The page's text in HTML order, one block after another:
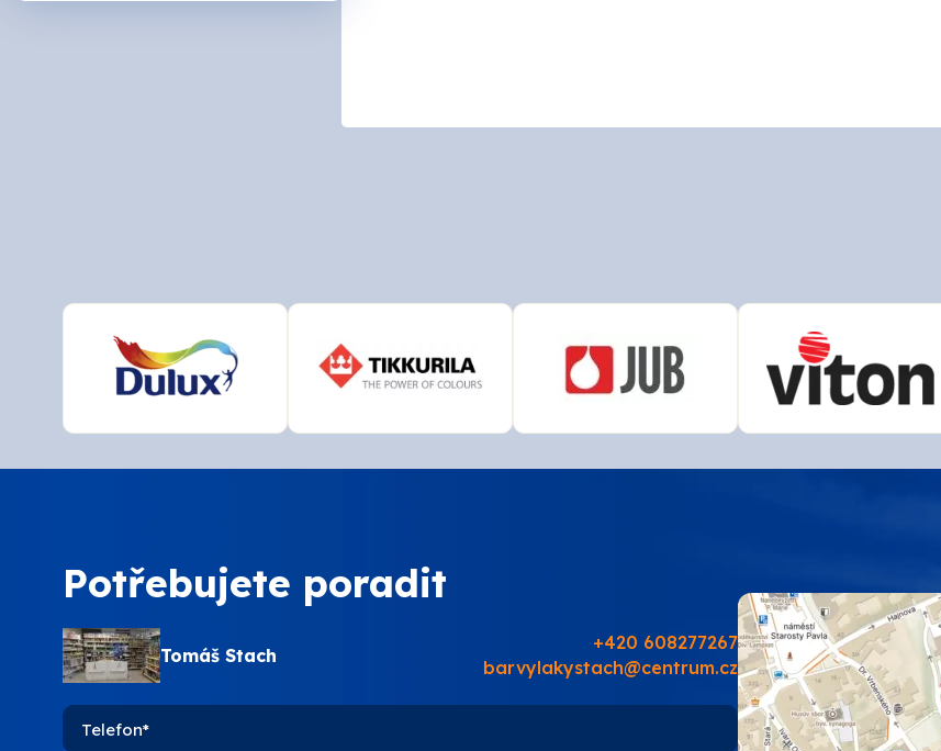
CHEMOLAK Chempro Peterka
SOUDAL
TIKKURILA
Potřebujete poradit
Tomáš Stach
+420 608277267
barvylakystach@centrum.cz